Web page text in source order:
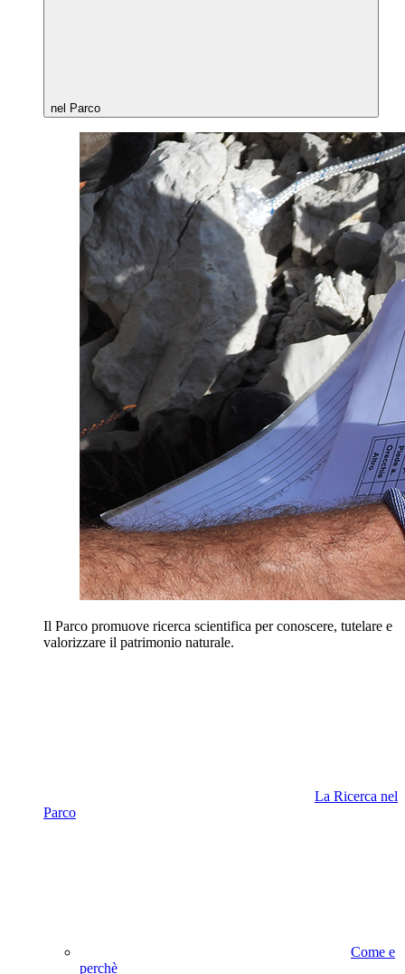
nel Parco
Il Parco promuove ricerca scientifica per conoscere, tutelare e
valorizzare il patrimonio naturale.
La Ricerca nel
Parco
Come e
perchè